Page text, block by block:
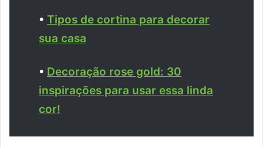
• Tipos de cortina para decorar
sua casa
• Decoração rose gold: 30
inspirações para usar essa linda
cor!